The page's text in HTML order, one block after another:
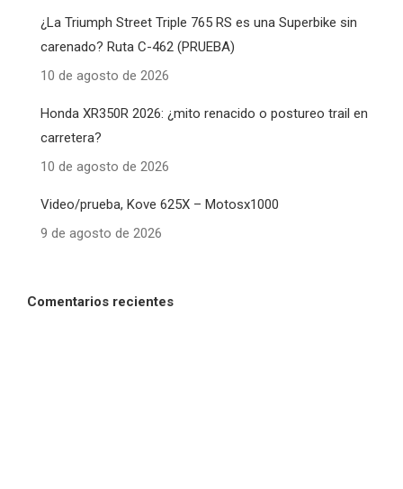
¿La Triumph Street Triple 765 RS es una Superbike sin
carenado? Ruta C-462 (PRUEBA)
10 de agosto de 2026
Honda XR350R 2026: ¿mito renacido o postureo trail en
carretera?
10 de agosto de 2026
Video/prueba, Kove 625X – Motosx1000
9 de agosto de 2026
Comentarios recientes